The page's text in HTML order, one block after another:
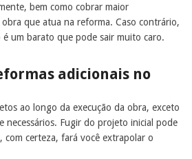
bem como cobrar maior
que atua na reforma. Caso contrário,
é um barato que pode sair muito caro.
adicionais no
ao longo da execução da obra, exceto
necessários. Fugir do projeto inicial pode
com certeza, fará você extrapolar o